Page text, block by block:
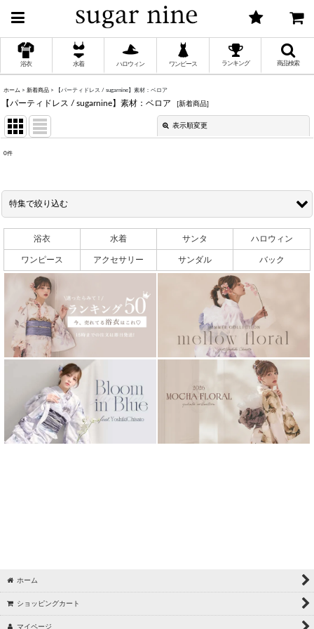
浴衣 水着 ハロウィン ワンピース ランキング 商品検索
ホーム > 新着商品 > 【パーティドレス / sugarnine】素材：ベロア
【パーティドレス / sugarnine】素材：ベロア [新着商品]
表示順変更
並び順:
0件
特集で絞り込む
【ハロウィン / sugarnine】8/5 吉木千沙都Vol２
【ハロウィン / sugarnine】7/30 ちいぽぽvol1漢服企画
【浴衣 / sugar nine】浴衣セール2026
NAMICS presents TGC 新潟 2026 sugarnine着用一覧
【浴衣 / sugarnine】吸水速乾浴衣
【浴衣 / sugarnine】6/15 Riu×sugarnineコラボ浴衣
【水着 / sugarnine】6/5_中野恵那_スパンコール水着
【浴衣 / sugarnine】5/27 Kirari着用浴衣
【浴衣 / sugarnine】5/2 菅野結以セパレート浴衣
【水着 / sugarnine】4/25 吉木千沙都(ちぃぽぽ)フリルビジュー水着
浴衣 水着 サンタ ハロウィン
ワンピース アクセサリー サンダル バック
ホーム
ショッピングカート
マイページ